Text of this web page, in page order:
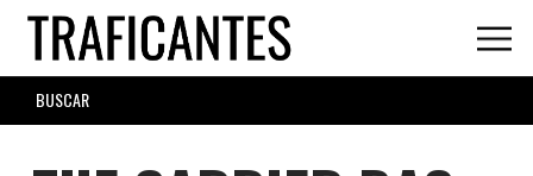
Skip
main
content
SEARCH
FORM